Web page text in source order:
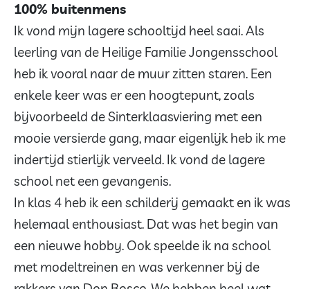
100% buitenmens
Ik vond mijn lagere schooltijd heel saai. Als
leerling van de Heilige Familie Jongensschool
heb ik vooral naar de muur zitten staren. Een
enkele keer was er een hoogtepunt, zoals
bijvoorbeeld de Sinterklaasviering met een
mooie versierde gang, maar eigenlijk heb ik me
indertijd stierlijk verveeld. Ik vond de lagere
school net een gevangenis.
In klas 4 heb ik een schilderij gemaakt en ik was
helemaal enthousiast. Dat was het begin van
een nieuwe hobby. Ook speelde ik na school
met modeltreinen en was verkenner bij de